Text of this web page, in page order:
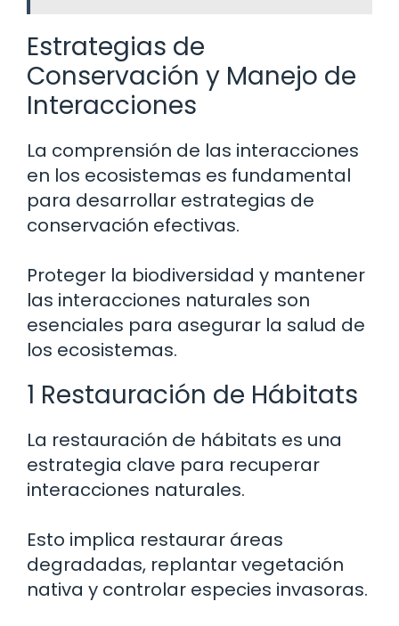
Estrategias de
Conservación y Manejo de
Interacciones
La comprensión de las interacciones
en los ecosistemas es fundamental
para desarrollar estrategias de
conservación efectivas.
Proteger la biodiversidad y mantener
las interacciones naturales son
esenciales para asegurar la salud de
los ecosistemas.
1 Restauración de Hábitats
La restauración de hábitats es una
estrategia clave para recuperar
interacciones naturales.
Esto implica restaurar áreas
degradadas, replantar vegetación
nativa y controlar especies invasoras.